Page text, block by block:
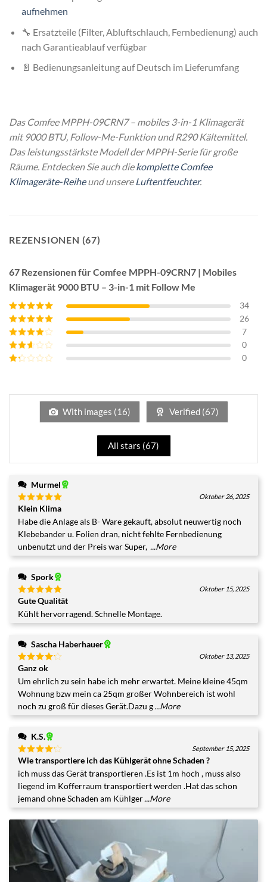
aufnehmen
🔧 Ersatzteile (Filter, Abluftschlauch, Fernbedienung) auch
nach Garantieablauf verfügbar
📄 Bedienungsanleitung auf Deutsch im Lieferumfang
Das Comfee MPPH-09CRN7 – mobiles 3-in-1 Klimagerät
mit 9000 BTU, Follow-Me-Funktion und R290 Kältemittel.
Das leistungsstärkste Modell der MPPH-Serie für große
Räume. Entdecken Sie auch diekomplette Comfee
Klimageräte-Reiheund unsere Luftentfeuchter.
REZENSIONEN (67)
67 Rezensionen fürComfee MPPH-09CRN7 | Mobiles
Klimagerät 9000 BTU – 3-in-1 mit Follow Me
Bewertet mit
von 5
34
Bewertet mit
4von 5
26
Bewertet
mit
von 5
7
Bewertet
0
von
0
With images (16) Verified (67)
All stars (67)
Murmel
Bewertet
mit
von
5
Oktober 26, 2025
Klein Klima
Habe die Anlage als B- Ware gekauft, absolut neuwertig noch
Klebebander u. Folien dran, nicht fehlte Fernbedienung
unbenutzt und der Preis war Super, ...More
Spork
Bewertet
mit5 von
5
Oktober 15, 2025
Gute Qualität
Kühlt hervorragend. Schnelle Montage.
Sascha Haberhauer
Bewertet
mit
4
von 5
Oktober 13, 2025
Ganz ok
Um ehrlich zu sein habe ich mehr erwartet. Meine kleine 45qm
Wohnung bzw mein ca 25qm großer Wohnbereich ist wohl
noch zu groß für dieses Gerät.Dazu g...More
K.S.
Bewertet
mit
von 5
September 15, 2025
Wie transportiere ich das Kühlgerät ohne Schaden ?
ich muss das Gerät transportieren .Es ist 1m hoch , muss also
liegend im Kofferraum transportiert werden .Hat das schon
jemand ohne Schaden am Kühlger...More